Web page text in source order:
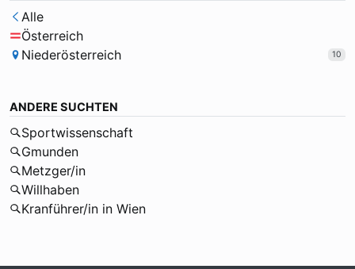
Alle
Österreich
Niederösterreich
10
ANDERE SUCHTEN
Sportwissenschaft
Gmunden
Metzger/in
Willhaben
Kranführer/in in Wien